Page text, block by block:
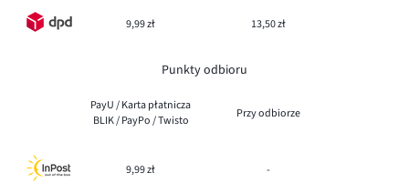
9,99 zł 13,50 zł
Punkty odbioru
PayU / Karta płatnicza
BLIK / PayPo / Twisto
Przy odbiorze
9,99 zł -